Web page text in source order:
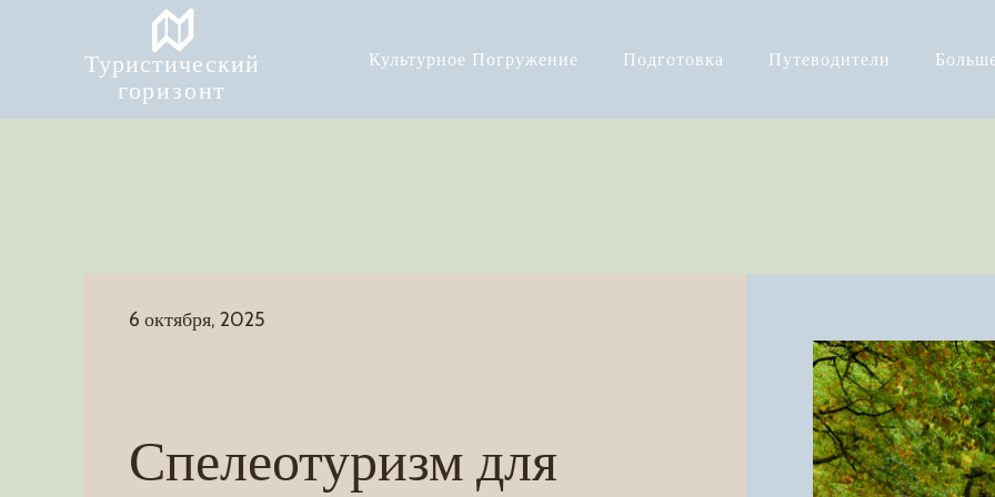
Туристический
горизонт
Культурное Погружение Подготовка Путеводители
Спелеотуризм для
6 октября, 2025